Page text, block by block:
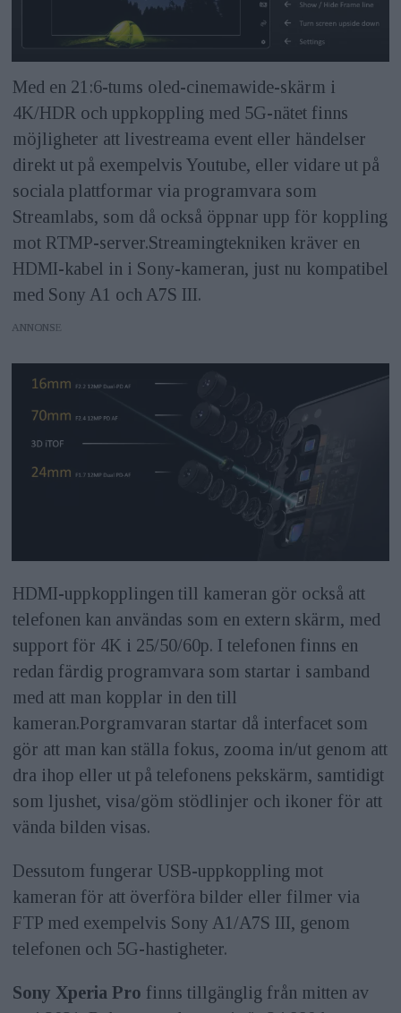
Med en 21:6-tums oled-cinemawide-skärm i
4K/HDR och uppkoppling med 5G-nätet finns
möjligheter att livestreama event eller händelser
direkt ut på exempelvis Youtube, eller vidare ut på
sociala plattformar via programvara som
Streamlabs, som då också öppnar upp för koppling
mot RTMP-server.Streamingtekniken kräver en
HDMI-kabel in i Sony-kameran, just nu kompatibel
med Sony A1 och A7S III.
ANNONS
HDMI-uppkopplingen till kameran gör också att
telefonen kan användas som en extern skärm, med
support för 4K i 25/50/60p. I telefonen finns en
redan färdig programvara som startar i samband
med att man kopplar in den till
kameran.Porgramvaran startar då interfacet som
gör att man kan ställa fokus, zooma in/ut genom att
dra ihop eller ut på telefonens pekskärm, samtidigt
som ljushet, visa/göm stödlinjer och ikoner för att
vända bilden visas.
Dessutom fungerar USB-uppkoppling mot
kameran för att överföra bilder eller filmer via
FTP med exempelvis Sony A1/A7S III, genom
telefonen och 5G-hastigheter.
Sony Xperia Pro finns tillgänglig från mitten av